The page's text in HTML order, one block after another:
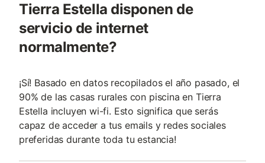
Tierra Estella disponen de
servicio de internet
normalmente?
¡Sí! Basado en datos recopilados el año pasado, el
90% de las casas rurales con piscina en Tierra
Estella incluyen wi-fi. Esto significa que serás
capaz de acceder a tus emails y redes sociales
preferidas durante toda tu estancia!